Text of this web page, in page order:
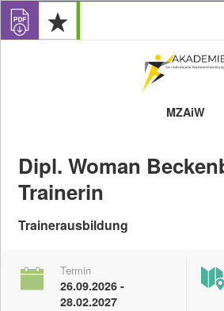
Login 0
Angebote
Anzeigen
MZAiW
Dipl. Woman
Trainerin
Trainerausbildung
Termin
26.09.2026 -
28.02.2027